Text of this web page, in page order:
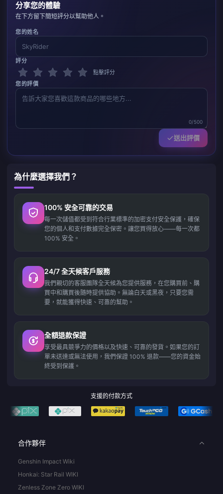
分享您的體驗
在下方留下簡短評分以幫助他人。
您的姓名
評分
點擊評分
您的評價
0/500
送出評價
為什麼選擇我們？
100% 安全可靠的交易
每一次儲值都受到符合行業標準的加密支付安全保護，確保
您的個人和支付數據完全保密。讓您買得放心——每一次都
100% 安全。
24/7 全天候客戶服務
我們親切的客服團隊全天候為您提供服務，在您購買前、購
買中和購買後隨時提供協助。無論白天或黑夜，只要您需
要，就能獲得快速、可靠的幫助。
全額退款保證
享受最具競爭力的價格以及快速、可靠的發貨。如果您的訂
單未送達或無法使用，我們保證 100% 退款——您的資金始
終受到保護。
支援的付款方式
合作夥伴
Genshin Impact Wiki
Honkai: Star Rail WIKI
Zenless Zone Zero WIKI